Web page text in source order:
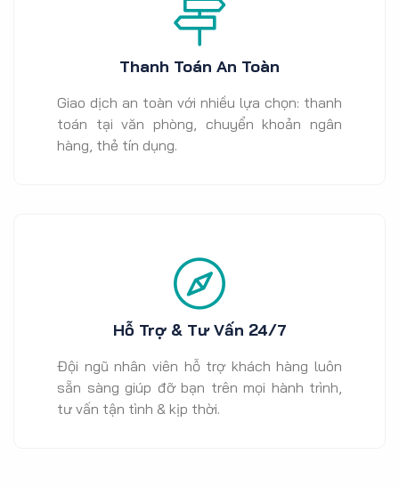
Thanh Toán An Toàn
Giao dịch an toàn với nhiều lựa chọn: thanh
toán tại văn phòng, chuyển khoản ngân
hàng, thẻ tín dụng.
Hỗ Trợ & Tư Vấn 24/7
Đội ngũ nhân viên hỗ trợ khách hàng luôn
sẵn sàng giúp đỡ bạn trên mọi hành trình,
tư vấn tận tình & kịp thời.